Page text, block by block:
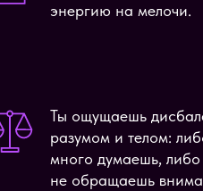
энергию на мелочи.
Ты ощущаешь
разумом и телом:
много думаешь,
не обращаешь